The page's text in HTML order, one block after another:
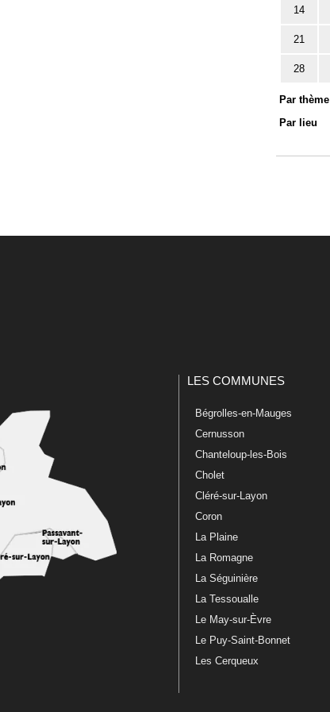
14
21
28
Par thème
Par lieu
LES COMMUNES
Bégrolles-en-Mauges
Cernusson
Chanteloup-les-Bois
Cholet
Cléré-sur-Layon
Coron
La Plaine
La Romagne
La Séguinière
La Tessoualle
Le May-sur-Èvre
Le Puy-Saint-Bonnet
Les Cerqueux